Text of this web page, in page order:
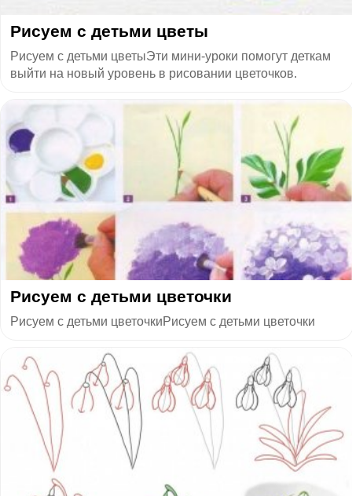
​Рисуем с детьми цветы
Рисуем с детьми цветыЭти мини-уроки помогут деткам
выйти на новый уровень в рисовании цветочков.
​Рисуем с детьми цветочки
Рисуем с детьми цветочкиРисуем с детьми цветочки